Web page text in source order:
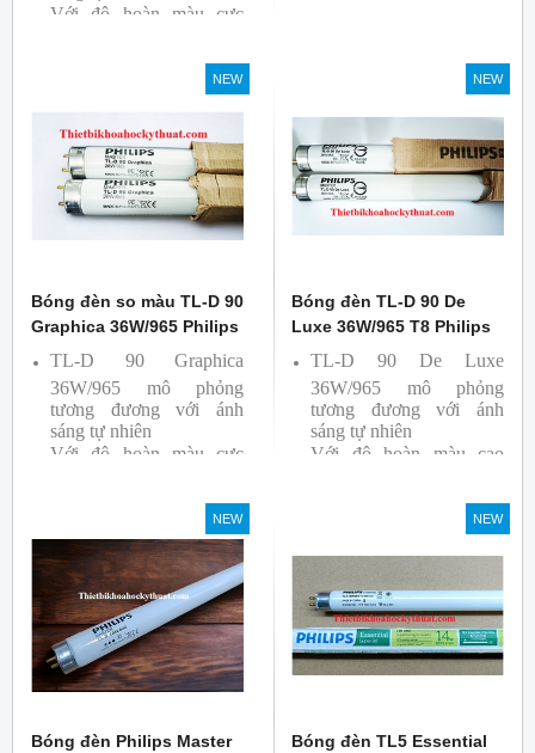
Với độ hoàn màu cực
Sản phẩm được sản xuất
bởi hãng Philips, xuất xứ
Ba lan
NEW
Bóng đèn so màu TL-D 90
Graphica 36W/965 Philips
TL-D 90 Graphica
36W/965 mô phỏng
tương đương với ánh
sáng tự nhiên
Với độ hoàn màu cực
Sản phẩm được sản xuất
bởi hãng Philips, xuất xứ
Ba lan
NEW
Bóng đèn TL-D 90 De
Luxe 36W/965 T8 Philips
TL-D 90 De Luxe
36W/965 mô phỏng
tương đương với ánh
sáng tự nhiên
Với độ hoàn màu cao
Sản phẩm được sản xuất
NEW
Bóng đèn Philips Master
NEW
Bóng đèn TL5 Essential